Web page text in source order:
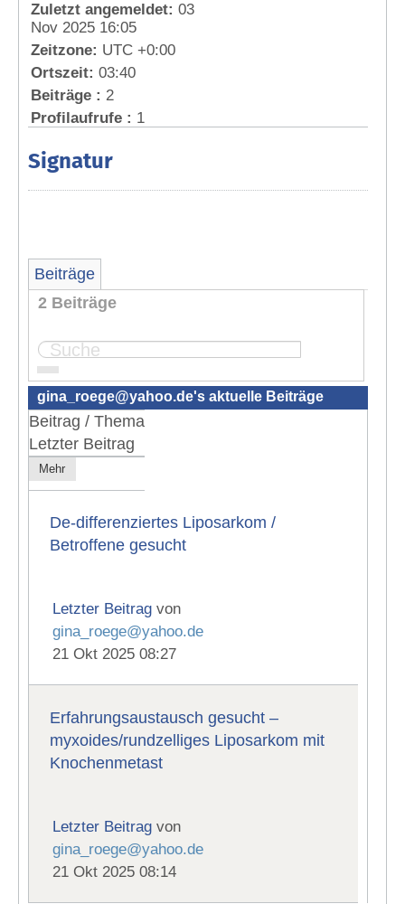
Zuletzt angemeldet: 03
Nov 2025 16:05
Zeitzone: UTC +0:00
Ortszeit: 03:40
Beiträge : 2
Profilaufrufe : 1
Signatur
Beiträge
2 Beiträge
Seite: 1
gina_roege@yahoo.de's aktuelle Beiträge
Beitrag / Thema
Letzter Beitrag
Mehr
De-differenziertes Liposarkom /
Betroffene gesucht
Letzter Beitrag von
gina_roege@yahoo.de
21 Okt 2025 08:27
Erfahrungsaustausch gesucht –
myxoides/rundzelliges Liposarkom mit
Knochenmetast
Letzter Beitrag von
gina_roege@yahoo.de
21 Okt 2025 08:14